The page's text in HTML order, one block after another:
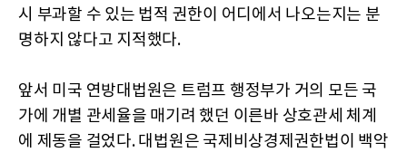
시 부과할 수 있는 법적 권한이 어디에서 나오는지는 분
명하지 않다고 지적했다.
앞서 미국 연방대법원은 트럼프 행정부가 거의 모든 국
가에 개별 관세율을 매기려 했던 이른바 상호관세 체계
에 제동을 걸었다. 대법원은 국제비상경제권한법이 백악